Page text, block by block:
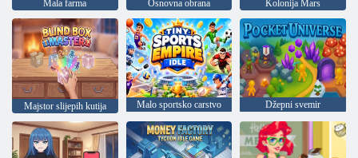
Mala farma Osnovna obrana Kolonija Mars
Majstor slijepih kutija Malo sportsko carstvo Džepni svemir